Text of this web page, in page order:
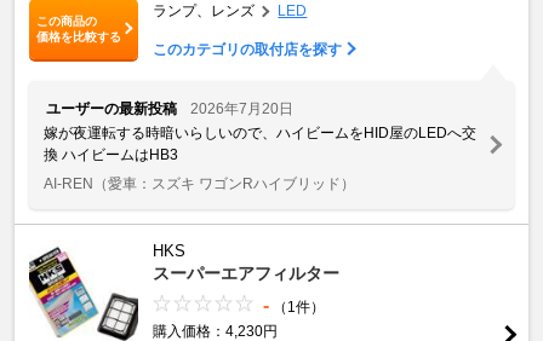
この商品の
価格を比較する
ランプ、レンズ LED
このカテゴリの取付店を探す
ユーザーの最新投稿
2026年7月20日
嫁が夜運転する時暗いらしいので、ハイビームをHID屋のLEDへ交
換 ハイビームはHB3
AI-REN （愛車：スズキ ワゴンRハイブリッド）
HKS
スーパーエアフィルター
-
（1件）
購入価格：4,230円